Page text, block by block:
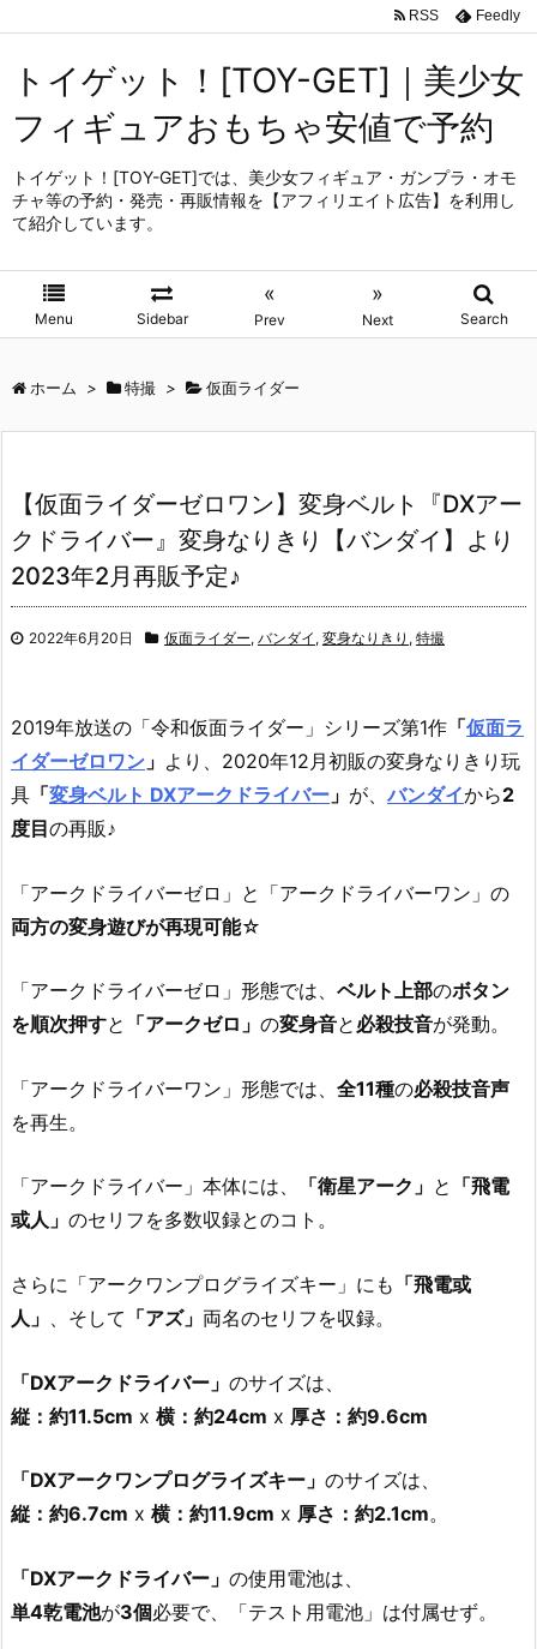
トイゲット！[TOY-GET]｜美少女
フィギュアおもちゃ安値で予約
トイゲット！[TOY-GET]では、美少女フィギュア・ガンプラ・オモ
チャ等の予約・発売・再販情報を【アフィリエイト広告】を利用し
て紹介しています。
Menu Sidebar
«
Prev
»
Next Search
RSS Feedly
ホーム > 特撮 > 仮面ライダー
【仮面ライダーゼロワン】変身ベルト『DXアー
クドライバー』変身なりきり【バンダイ】より
2023年2月再販予定♪
2022年6月20日 仮面ライダー, バンダイ , 変身なりきり , 特撮
2019年放送の「令和仮面ライダー」シリーズ第1作 「仮面ラ
イダーゼロワン 」 より、2020年12月初販の変身なりきり玩
具 「変身ベルト DXアークドライバー 」 が、バンダイから2
度目の再販♪
「アークドライバーゼロ」と「アークドライバーワン」の
両方の変身遊びが再現可能☆
「アークドライバーゼロ」形態では、 ベルト上部のボタン
を順次押すと 「アークゼロ」 の変身音と 必殺技音が発動。
「アークドライバーワン」形態では、 全11種の必殺技音声
を再生。
「アークドライバー」本体には、 「衛星アーク」 と 「飛電
或人」 のセリフを多数収録とのコト。
さらに「アークワンプログライズキー」にも 「飛電或
人」
、そして 「アズ」 両名のセリフを収録。
「DXアークドライバー」 のサイズは、
縦：約11.5cm x 横：約24cm x 厚さ：約9.6cm
「DXアークワンプログライズキー」 のサイズは、
縦：約6.7cm x 横：約11.9cm x 厚さ：約2.1cm。
「DXアークドライバー」 の使用電池は、
単4乾電池が3個必要で、「テスト用電池」は付属せず。